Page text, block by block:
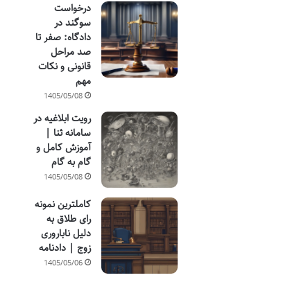
درخواست
سوگند در
دادگاه: صفر تا
صد مراحل
قانونی و نکات
مهم
1405/05/08
رویت ابلاغیه در
سامانه ثنا |
آموزش کامل و
گام به گام
1405/05/08
کاملترین نمونه
رای طلاق به
دلیل ناباروری
زوج | دادنامه
1405/05/06